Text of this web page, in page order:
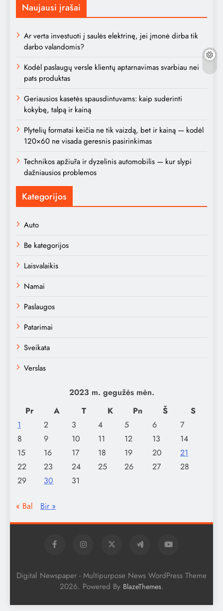
Naujausi įrašai
Ar verta investuoti į saulės elektrinę, jei įmonė dirba tik
darbo valandomis?
Kodėl paslaugų versle klientų aptarnavimas svarbiau nei
pats produktas
Geriausios kasetės spausdintuvams: kaip suderinti
kokybę, talpą ir kainą
Plytelių formatai keičia ne tik vaizdą, bet ir kainą — kodėl
120×60 ne visada geresnis pasirinkimas
Technikos apžiūra ir dyzelinis automobilis — kur slypi
dažniausios problemos
Kategorijos
Auto
Be kategorijos
Laisvalaikis
Namai
Paslaugos
Patarimai
Sveikata
Verslas
2023 m. gegužės mėn.
Pr
A T K Pn Š
S
1
2 3 4 5 6
7
8
9 10 11 12 13
14
15
16 17 18 19 20
21
22
23 24 25 26 27
28
29
30 31
« Bal Bir »
Digital Newspaper - Multipurpose News WordPress Theme
2026. Powered By BlazeThemes.